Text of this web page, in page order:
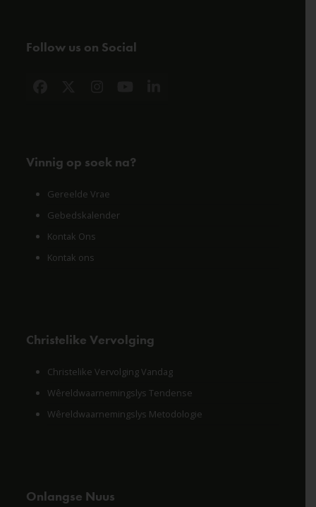
Follow us on Social
Vinnig op soek na?
Gereelde Vrae
Gebedskalender
Kontak Ons
Kontak ons
Christelike Vervolging
Christelike Vervolging Vandag
Wêreldwaarnemingslys Tendense
Wêreldwaarnemingslys Metodologie
Onlangse Nuus